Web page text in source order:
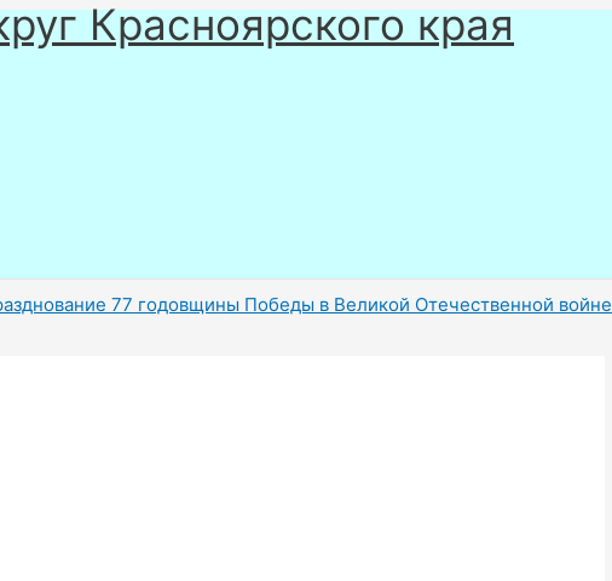
Красноярского края
77 годовщины Победы в Великой Отечественной войне